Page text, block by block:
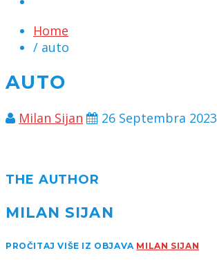
Home
/ auto
AUTO
Milan Sijan 26 Septembra 2023
THE AUTHOR
MILAN SIJAN
PROČITAJ VIŠE IZ OBJAVA MILAN SIJAN